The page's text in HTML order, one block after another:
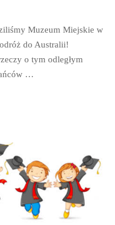
Muzeum Miejskie w
do Australii!
o tym odległym
…